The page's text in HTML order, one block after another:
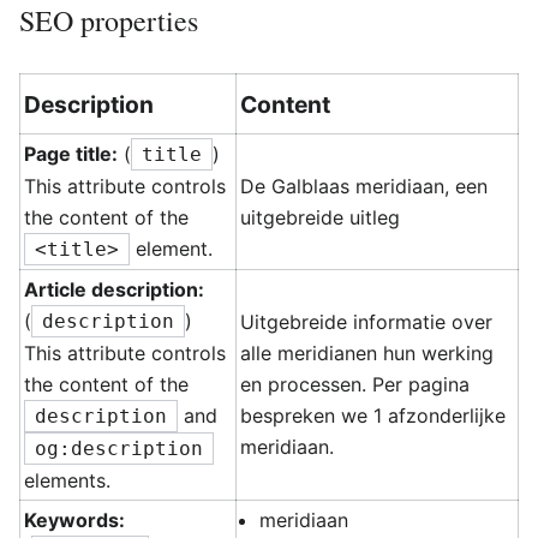
SEO properties
Description Content
Page title: ( title )
This attribute controls
the content of the
<title> element.
De Galblaas meridiaan, een
uitgebreide uitleg
Article description:
( description )
This attribute controls
the content of the
description and
og:description
elements.
Uitgebreide informatie over
alle meridianen hun werking
en processen. Per pagina
bespreken we 1 afzonderlijke
meridiaan.
Keywords:
meridiaan